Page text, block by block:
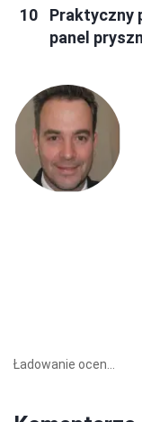
Praktyczny
panel
Ładowanie ocen...